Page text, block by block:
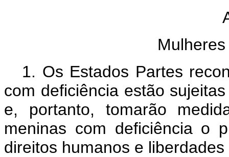
1. Os Estados Partes
com deficiência estão
e, portanto, tomarão
meninas com deficiência o
direitos humanos e